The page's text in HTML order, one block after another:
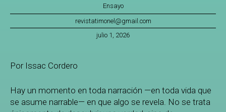
Ensayo
revistatimonel@gmail.com
julio 1, 2026
Por Issac Cordero
Hay un momento en toda narración —en toda vida que
se asume narrable— en que algo se revela. No se trata